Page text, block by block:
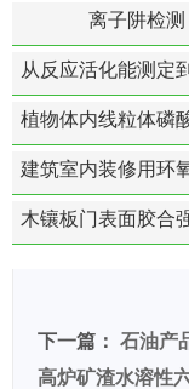
离子阱检测
从反应活化能测定
化寿命预测的经
植物体内线粒体磷
白活性检测
建筑室内装修用环
苯含量检测
木镶板门表面胶合
下一篇： 石油产
高炉矿渣水溶性